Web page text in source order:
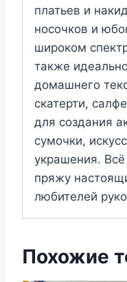
платьев и
носочков и
широком
также
домашнего
скатерти,
для создания
сумочки,
украшения.
пряжу
любителей
Похожие